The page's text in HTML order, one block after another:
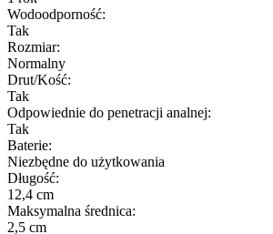
Wodoodporność:
Tak
Rozmiar:
Normalny
Drut/Kość:
Tak
Odpowiednie do penetracji analnej:
Tak
Baterie:
Niezbędne do użytkowania
Długość:
12,4 cm
Maksymalna średnica:
2,5 cm